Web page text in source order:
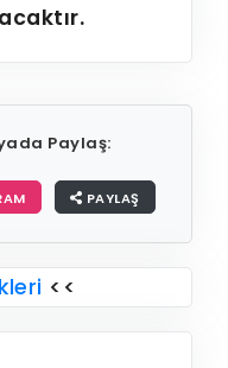
Paylaş:
PAYLAŞ
<<